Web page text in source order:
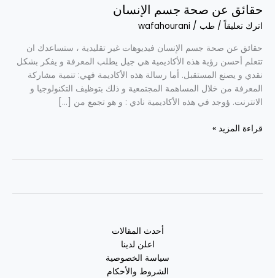
حقائق عن صحة جسم الإنسان
اترك تعليقاً / طب /
wafahourani
حقائق عن صحة جسم الإنسان فيديوهات غير تقليدية ، ستساعدك ان
تتعلم أحسن رؤية هذه الأكاديمية هي جيل يطلب المعرفة و يفكر بشكل
نقدي و يصنع المستقبل. أما رسالة هذه الأكاديمة فهي: تنمية مشاركة
المعرفة من خلال المساهمة المجتمعية و ذلك بتوظيف التكنولوجيا و
الانترنت. ؤوجد في هذه الأكاديمية نادي : و هو تجمع من […]
قراءة المزيد »
أحدث المقالات
اعلن لدينا
سياسة الخصوصية
الشروط والأحكام